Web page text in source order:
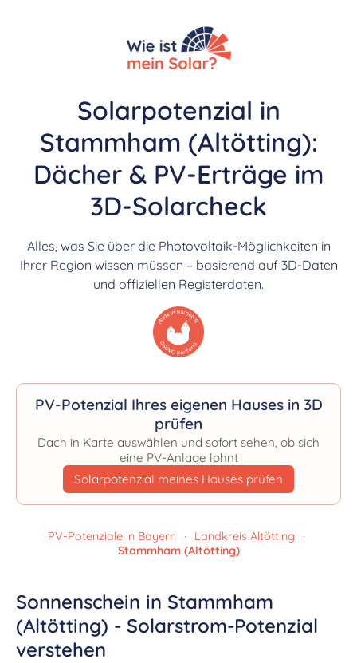
Solarpotenzial in
Stammham (Altötting):
Dächer & PV-Erträge im
3D-Solarcheck
Alles, was Sie über die Photovoltaik-Möglichkeiten in
Ihrer Region wissen müssen – basierend auf 3D-Daten
und offiziellen Registerdaten.
PV-Potenzial Ihres eigenen Hauses in 3D
prüfen
Dach in Karte auswählen und sofort sehen, ob sich
eine PV-Anlage lohnt
Solarpotenzial meines Hauses prüfen
PV-Potenziale in Bayern · Landkreis Altötting
·
Stammham (Altötting)
Sonnenschein in Stammham
(Altötting) - Solarstrom-Potenzial
verstehen